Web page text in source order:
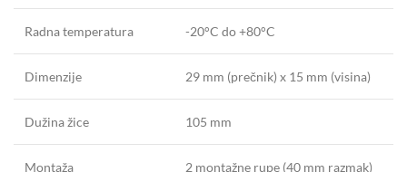
Radna temperatura -20°C do +80°C
Dimenzije 29 mm (prečnik) x 15 mm (visina)
Dužina žice 105 mm
Montaža 2 montažne rupe (40 mm razmak)